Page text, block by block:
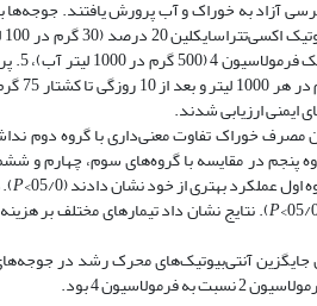
خوراک تفاوت معنی‌داری با گروه دوم نداشتند
پنجم در مقایسه با گروه‌های سوم، چهارم و
بهتری از خود نشان دادند (05/0> P
P). نتایج نشان داد تیمارهای مختلف بر
2 و 4) می‌توانند به‌عنوان جایگزین آنتی‌‌بیوتیک‌های
4 بود.